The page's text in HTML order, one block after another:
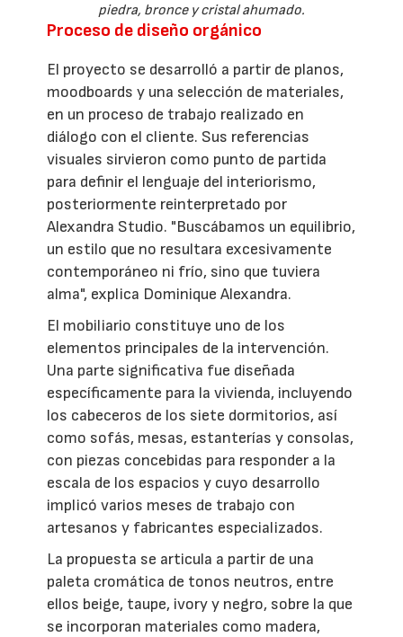
piedra, bronce y cristal ahumado.
Proceso de diseño orgánico
El proyecto se desarrolló a partir de planos,
moodboards y una selección de materiales,
en un proceso de trabajo realizado en
diálogo con el cliente. Sus referencias
visuales sirvieron como punto de partida
para definir el lenguaje del interiorismo,
posteriormente reinterpretado por
Alexandra Studio. "Buscábamos un equilibrio,
un estilo que no resultara excesivamente
contemporáneo ni frío, sino que tuviera
alma", explica Dominique Alexandra.
El mobiliario constituye uno de los
elementos principales de la intervención.
Una parte significativa fue diseñada
específicamente para la vivienda, incluyendo
los cabeceros de los siete dormitorios, así
como sofás, mesas, estanterías y consolas,
con piezas concebidas para responder a la
escala de los espacios y cuyo desarrollo
implicó varios meses de trabajo con
artesanos y fabricantes especializados.
La propuesta se articula a partir de una
paleta cromática de tonos neutros, entre
ellos beige, taupe, ivory y negro, sobre la que
se incorporan materiales como madera,